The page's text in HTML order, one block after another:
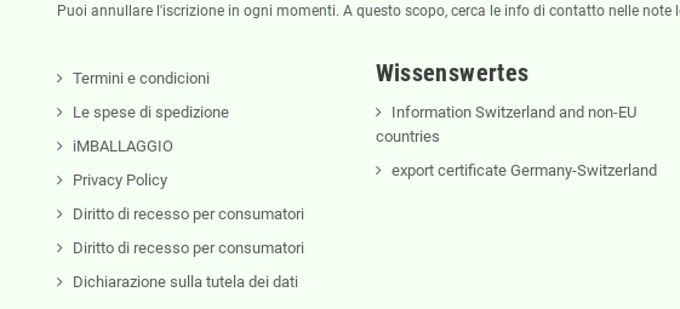
Puoi annullare l'iscrizione in ogni momenti. A questo scopo, cerca le info di contatto nelle note
Termini e condicioni
Le spese di spedizione
iMBALLAGGIO
Privacy Policy
Diritto di recesso per consumatori
Diritto di recesso per consumatori
Dichiarazione sulla tutela dei dati
Wissenswertes
Information Switzerland and non-EU
countries
export certificate Germany-Switzerland